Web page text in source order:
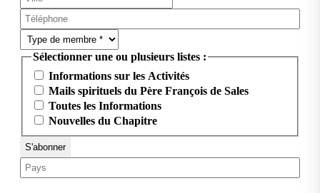
Sélectionner une ou plusieurs listes :
Informations sur les Activités
Mails spirituels du Père François de Sales
Toutes les Informations
Nouvelles du Chapitre